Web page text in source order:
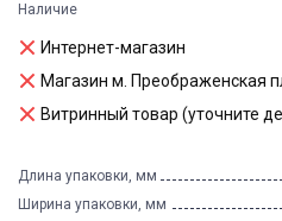
Наличие
Интернет-магазин
Магазин м. Преображенская
Витринный товар (уточните
Длина упаковки, мм
Ширина упаковки, мм